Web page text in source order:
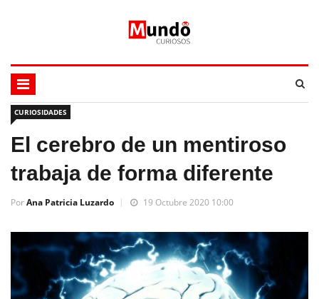
CURIOSIDADES
El cerebro de un mentiroso
trabaja de forma diferente
PorAna Patricia Luzardo 19 Octubre 2020 10:00